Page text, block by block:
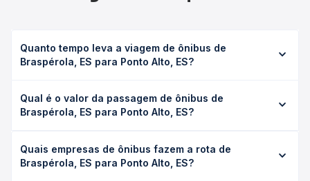
Quanto tempo leva a viagem de ônibus de
Braspérola, ES para Ponto Alto, ES?
leva em média 2h 5min, podendo variar conforme a
viação, o tipo de serviço (convencional, executivo ou
exata de cada opção na data desejada.
Qual é o valor da passagem de ônibus de
Braspérola, ES para Ponto Alto, ES?
Ponto Alto, ES custa em média R$ 34,94 e varia conforme
a data da viagem, a empresa, o tipo de poltrona e a
Quais empresas de ônibus fazem a rota de
Braspérola, ES para Ponto Alto, ES?